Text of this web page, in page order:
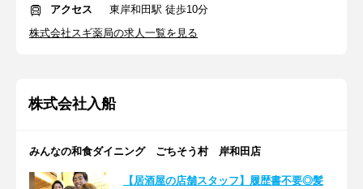
アクセス
東岸和田駅 徒歩10分
株式会社スギ薬局の求人一覧を見る
株式会社入船
みんなの和食ダイニング ごちそう村 岸和田店
【居酒屋の店舗スタッフ】履歴書不要◎髪